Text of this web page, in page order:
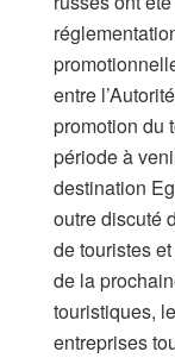
entre
promotion du
période à
destination
outre discuté
de touristes
de la
touristiques,
entreprises